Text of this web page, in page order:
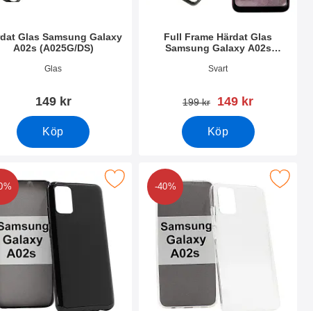
Glas Samsung Galaxy
A02s (A025G/DS)
Glas
149 kr
Köp
Full Frame Härdat Glas
Samsung Galaxy A02s
Svart
tidigare pris
199 kr rea pris
149 kr
Köp
(A025G/DS) som favorit
Skal Samsung Galaxy A02s (A025G/DS) som favorit
-40%
Makera tPU Skal Samsung Galaxy